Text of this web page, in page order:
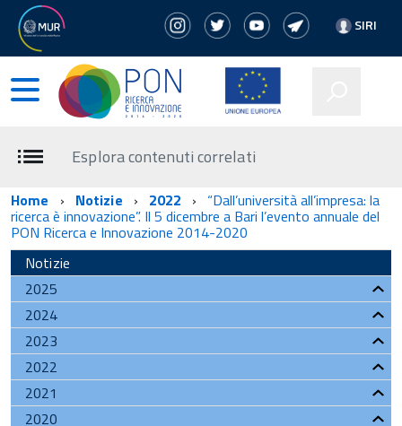
SIRI
Esplora contenuti correlati
Home Notizie 2022 “Dall’università all’impresa: la
ricerca è innovazione”. Il 5 dicembre a Bari l’evento annuale del
PON Ricerca e Innovazione 2014-2020
Notizie
2025
2024
2023
2022
2021
2020